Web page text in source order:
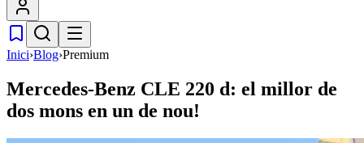
Inici›Blog›Premium
Mercedes-Benz CLE 220 d: el millor de
dos mons en un de nou!